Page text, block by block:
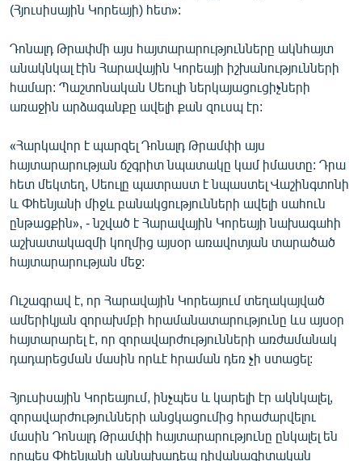
(Հյուսիսային Կորեայի) հետ»:
Դոնալդ Թրափմի այս հայտարարությունները ակնհայտ
անակնկալ էին Հարավային Կորեայի իշխանությունների
համար: Պաշտոնական Սեուլի ներկայացուցիչների
առաջին արձագանքը ավելի քան զուսպ էր:
«Հարկավոր է պարզել Դոնալդ Թրամփի այս
հայտարարության ճշգրիտ նպատակը կամ իմաստը: Դրա
հետ մեկտեղ, Սեուլը պատրաստ է նպաստել Վաշինգտոնի
և Փհենյանի միջև բանակցությունների ավելի սահուն
ընթացքին», - նշված է Հարավային Կորեայի նախագահի
աշխատակազմի կողմից այսօր առավոտյան տարածած
հայտարարության մեջ:
Ուշագրավ է, որ Հարավային Կորեայում տեղակայված
ամերիկյան զորախմբի հրամանատարությունը ևս այսօր
հայտարարել է, որ զորավարժությունների առժամանակ
դադարեցման մասին որևէ հրաման դեռ չի ստացել:
Հյուսիսային Կորեայում, ինչպես և կարելի էր ակնկալել,
զորավարժությունների անցկացումից հրաժարվելու
մասին Դոնալդ Թրամփի հայտարարությունը ընկալել են
որպես Փհենյանի աննախադեպ դիվանագիտական